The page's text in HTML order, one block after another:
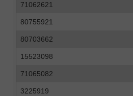
71062621
80755921
80703662
15523098
71065082
3225919